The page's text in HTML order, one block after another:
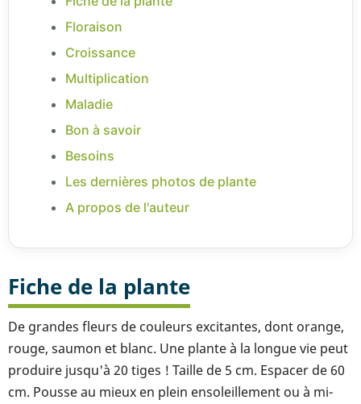
Floraison
Croissance
Multiplication
Maladie
Bon à savoir
Besoins
Les dernières photos de plante
A propos de l'auteur
Fiche de la plante
De grandes fleurs de couleurs excitantes, dont orange,
rouge, saumon et blanc. Une plante à la longue vie peut
produire jusqu'à 20 tiges ! Taille de 5 cm. Espacer de 60
cm. Pousse au mieux en plein ensoleillement ou à mi-